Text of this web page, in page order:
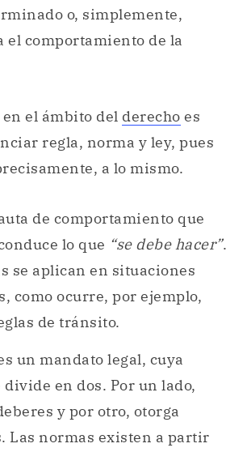
o, simplemente,
el comportamiento de la
el ámbito del derecho es
regla, norma y ley, pues
a lo mismo.
de comportamiento que
lo que “se debe hacer”.
se aplican en situaciones
como ocurre, por ejemplo,
de tránsito.
un mandato legal, cuya
divide en dos. Por un lado,
y por otro, otorga
Las normas existen a partir